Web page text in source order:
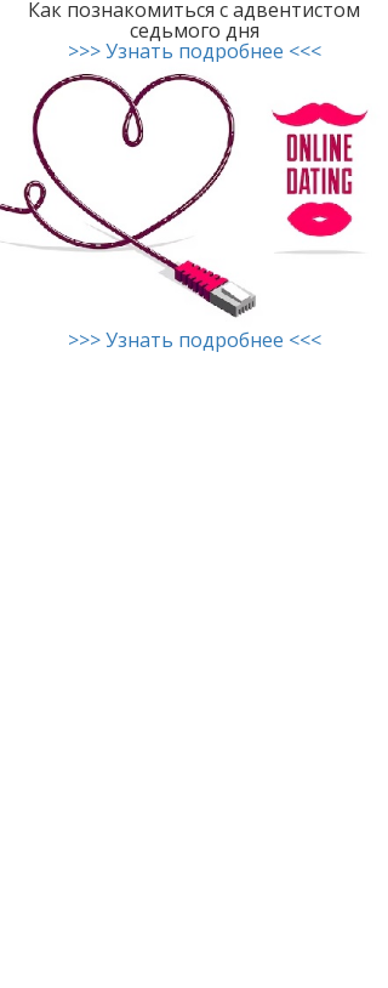
Как познакомиться с адвентистом
седьмого дня
>>> Узнать подробнее <<<
>>> Узнать подробнее <<<